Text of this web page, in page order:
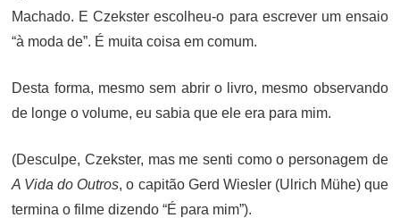
Machado. E Czekster escolheu-o para escrever um ensaio
“à moda de”. É muita coisa em comum.
Desta forma, mesmo sem abrir o livro, mesmo observando
de longe o volume, eu sabia que ele era para mim.
(Desculpe, Czekster, mas me senti como o personagem de
A Vida do Outros, o capitão Gerd Wiesler (Ulrich Mühe) que
termina o filme dizendo “É para mim”).